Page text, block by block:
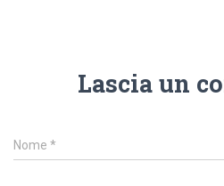
Lascia un
Nome *